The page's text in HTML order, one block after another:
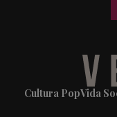
Cultura PopVida